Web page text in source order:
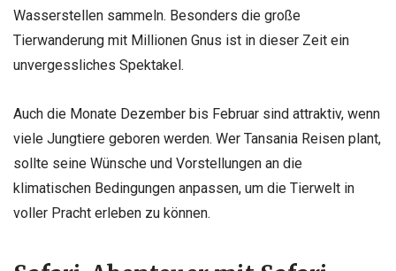
Wasserstellen sammeln. Besonders die große
Tierwanderung mit Millionen Gnus ist in dieser Zeit ein
unvergessliches Spektakel.
Auch die Monate Dezember bis Februar sind attraktiv, wenn
viele Jungtiere geboren werden. Wer Tansania Reisen plant,
sollte seine Wünsche und Vorstellungen an die
klimatischen Bedingungen anpassen, um die Tierwelt in
voller Pracht erleben zu können.